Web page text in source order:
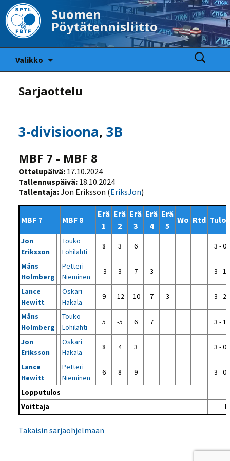
Suomen
Pöytätennisliitto
Valikko
Haku:
Sarjaottelu
3-divisioona,3B
MBF 7 - MBF 8
Ottelupäivä: 17.10.2024
Tallennuspäivä: 18.10.2024
Tallentaja:Jon Eriksson (EriksJon)
MBF 7 MBF 8
Erä
1
Erä
2
Erä
3
Erä
4
Erä
5
Wo Rtd
Jon
Eriksson
Touko
Lohilahti
8 3 6 3 - 0
Måns
Holmberg
Petteri
Nieminen
-3 3 7 3 3 - 1
Lance
Hewitt
Oskari
Hakala
9 -12 -10 7 3 3 - 2
Måns
Holmberg
Touko
Lohilahti
5 -5 6 7 3 - 1
Jon
Eriksson
Oskari
Hakala
8 4 3 3 - 0
Lance
Hewitt
Petteri
Nieminen
6 8 9 3 - 0
Lopputulos
Voittaja
Takaisin sarjaohjelmaan